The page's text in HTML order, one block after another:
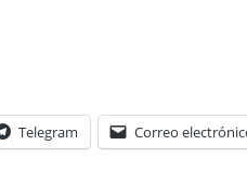
Telegram Correo